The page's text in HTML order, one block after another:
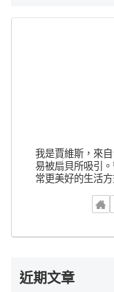
我是賈維斯，來
易被扇貝所吸引
常更美好的生活方
近期文章